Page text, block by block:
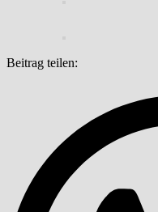
Beitrag teilen: